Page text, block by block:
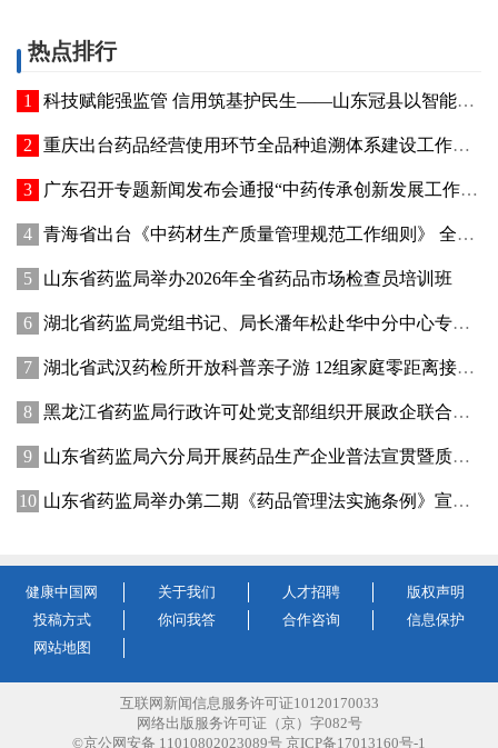
热点排行
科技赋能强监管 信用筑基护民生——山东冠县以智能管控提质“两定机构”医保服务能力
重庆出台药品经营使用环节全品种追溯体系建设工作方案
广东召开专题新闻发布会通报“中药传承创新发展工作成效”
青海省出台《中药材生产质量管理规范工作细则》 全面强化中药材质量源头管控
山东省药监局举办2026年全省药品市场检查员培训班
湖北省药监局党组书记、局长潘年松赴华中分中心专题调研全面从严治党工作 强调以高质量党建引领药监事业行稳致远
湖北省武汉药检所开放科普亲子游 12组家庭零距离接触药品检验
黑龙江省药监局行政许可处党支部组织开展政企联合主题党日活动
山东省药监局六分局开展药品生产企业普法宣贯暨质量管理提升座谈交流活动
山东省药监局举办第二期《药品管理法实施条例》宣贯培训班
健康中国网 关于我们 人才招聘
版权声明
投稿方式
你问我答 合作咨询
信息保护
网站地图
互联网新闻信息服务许可证10120170033
网络出版服务许可证（京）字082号
©京公网安备 11010802023089号 京ICP备17013160号-1